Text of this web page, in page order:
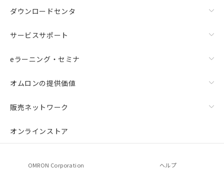
ダウンロードセンタ
サービスサポート
eラーニング・セミナ
オムロンの提供価値
販売ネットワーク
オンラインストア
OMRON Corporation ヘルプ